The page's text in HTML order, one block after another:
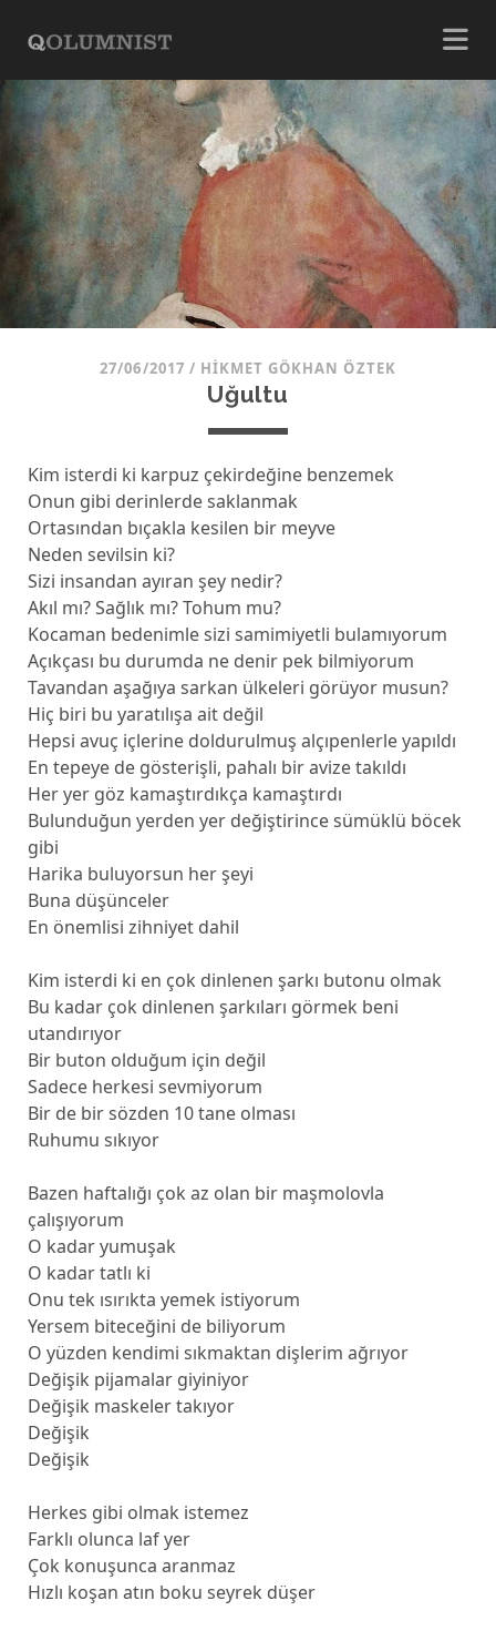
27/06/2017 / HIKMET GÖKHAN ÖZTEK
Uğultu
Kim isterdi ki karpuz çekirdeğine benzemek
Onun gibi derinlerde saklanmak
Ortasından bıçakla kesilen bir meyve
Neden sevilsin ki?
Sizi insandan ayıran şey nedir?
Akıl mı? Sağlık mı? Tohum mu?
Kocaman bedenimle sizi samimiyetli bulamıyorum
Açıkçası bu durumda ne denir pek bilmiyorum
Tavandan aşağıya sarkan ülkeleri görüyor musun?
Hiç biri bu yaratılışa ait değil
Hepsi avuç içlerine doldurulmuş alçıpenlerle yapıldı
En tepeye de gösterişli, pahalı bir avize takıldı
Her yer göz kamaştırdıkça kamaştırdı
Bulunduğun yerden yer değiştirince sümüklü böcek
gibi
Harika buluyorsun her şeyi
Buna düşünceler
En önemlisi zihniyet dahil
Kim isterdi ki en çok dinlenen şarkı butonu olmak
Bu kadar çok dinlenen şarkıları görmek beni
utandırıyor
Bir buton olduğum için değil
Sadece herkesi sevmiyorum
Bir de bir sözden 10 tane olması
Ruhumu sıkıyor
Bazen haftalığı çok az olan bir maşmolovla
çalışıyorum
O kadar yumuşak
O kadar tatlı ki
Onu tek ısırıkta yemek istiyorum
Yersem biteceğini de biliyorum
O yüzden kendimi sıkmaktan dişlerim ağrıyor
Değişik pijamalar giyiniyor
Değişik maskeler takıyor
Değişik
Değişik
Herkes gibi olmak istemez
Farklı olunca laf yer
Çok konuşunca aranmaz
Hızlı koşan atın boku seyrek düşer